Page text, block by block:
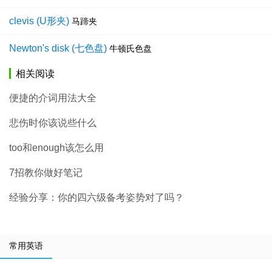
clevis (U形夹) 马蹄夹
Newton's disk (七色盘) 牛顿氏色盘
相关阅读
便捷的介词用法大全
悲伤时你该说些什么
too和enough该怎么用
7招教你做好笔记
经验分享：你的四六级备考姿势对了吗？
常用英语